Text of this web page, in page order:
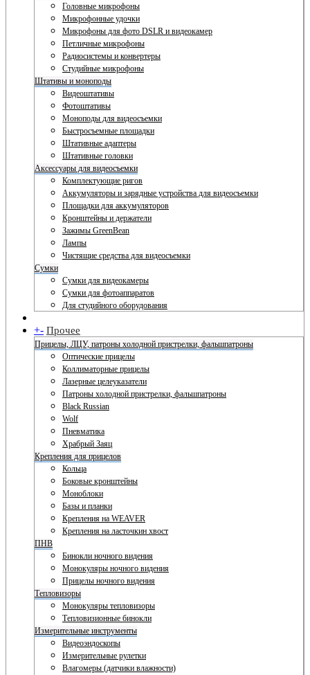
Головные микрофоны
Микрофонные удочки
Микрофоны для фото DSLR и видеокамер
Петличные микрофоны
Радиосистемы и конвертеры
Студийные микрофоны
Штативы и моноподы
Видеоштативы
Фотоштативы
Моноподы для видеосъемки
Быстросъемные площадки
Штативные адаптеры
Штативные головки
Аксессуары для видеосъемки
Комплектующие ригов
Аккумуляторы и зарядные устройства для видеосъемки
Площадки для аккумуляторов
Кронштейны и держатели
Зажимы GreenBean
Лампы
Чистящие средства для видеосъемки
Сумки
Сумки для видеокамеры
Сумки для фотоаппаратов
Для студийного оборудования
+- Прочее
Прицелы, ЛЦУ, патроны холодной пристрелки, фальшпатроны
Оптические прицелы
Коллиматорные прицелы
Лазерные целеуказатели
Патроны холодной пристрелки, фальшпатроны
Black Russian
Wolf
Пневматика
Храбрый Заяц
Крепления для прицелов
Кольца
Боковые кронштейны
Моноблоки
Базы и планки
Крепления на WEAVER
Крепления на ласточкин хвост
ПНВ
Бинокли ночного видения
Монокуляры ночного видения
Прицелы ночного видения
Тепловизоры
Монокуляры тепловизоры
Тепловизионные бинокли
Измерительные инструменты
Видеоэндоскопы
Измерительные рулетки
Влагомеры (датчики влажности)